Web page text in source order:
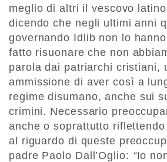
meglio di altri il vescovo
dicendo che negli ultimi anni
governando Idlib non lo
fatto risuonare che non
parola dai patriarchi cristiani,
ammissione di aver così a
regime disumano, anche sui
crimini. Necessario
anche o soprattutto
al riguardo di queste
padre Paolo Dall’Oglio: “Io